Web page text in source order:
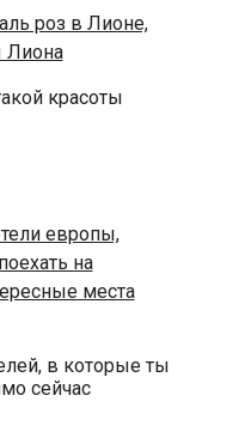
красоты
в которые ты
сейчас